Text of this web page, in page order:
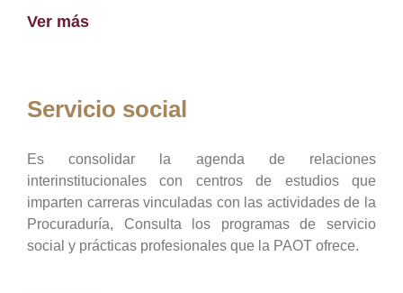
Ver más
Servicio social
Es consolidar la agenda de relaciones
interinstitucionales con centros de estudios que
imparten carreras vinculadas con las actividades de la
Procuraduría, Consulta los programas de servicio
social y prácticas profesionales que la PAOT ofrece.